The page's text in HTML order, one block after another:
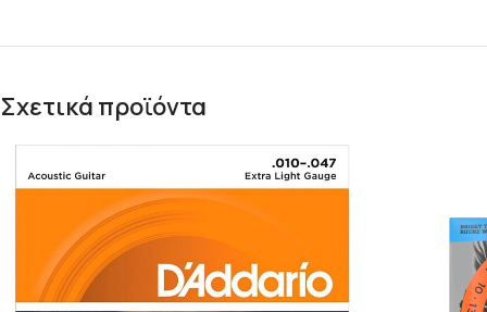
Σχετικά προϊόντα